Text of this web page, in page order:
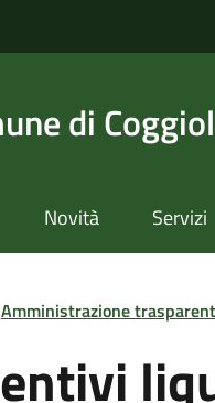
di
Novità Servizi
Amministrazione